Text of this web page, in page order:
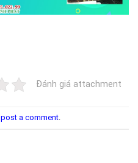
Đánh giá attachment
post a comment